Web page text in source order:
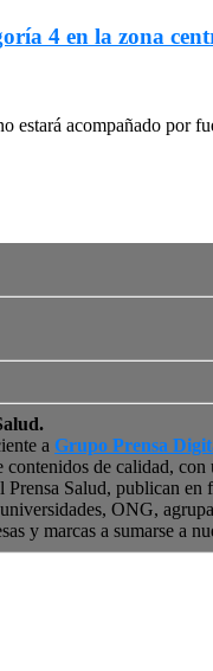
4 en la zona
acompañado por
a Grupo Prensa
de calidad,
Prensa Salud, publican en
ONG,
y marcas a sumarse a